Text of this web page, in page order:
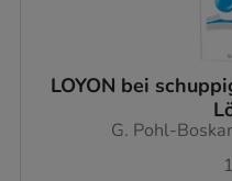
LOYON bei
G. Pohl-